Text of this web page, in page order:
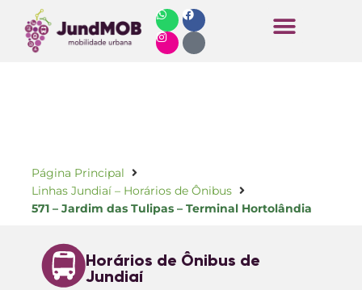
Página Principal
Linhas Jundiaí – Horários de Ônibus
571 – Jardim das Tulipas – Terminal Hortolândia
Horários de Ônibus de
Jundiaí